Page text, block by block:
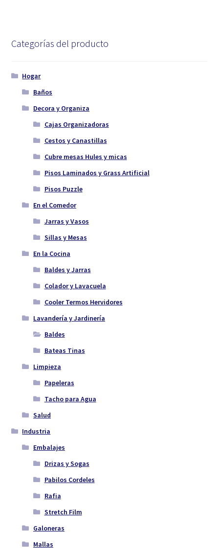
Categorías del producto
Hogar
Baños
Decora y Organiza
Cajas Organizadoras
Cestos y Canastillas
Cubre mesas Hules y micas
Pisos Laminados y Grass Artificial
Pisos Puzzle
En el Comedor
Jarras y Vasos
Sillas y Mesas
En la Cocina
Baldes y Jarras
Colador y Lavacuela
Cooler Termos Hervidores
Lavandería y Jardinería
Baldes
Bateas Tinas
Limpieza
Papeleras
Tacho para Agua
Salud
Industria
Embalajes
Drizas y Sogas
Pabilos Cordeles
Rafia
Stretch Film
Galoneras
Mallas